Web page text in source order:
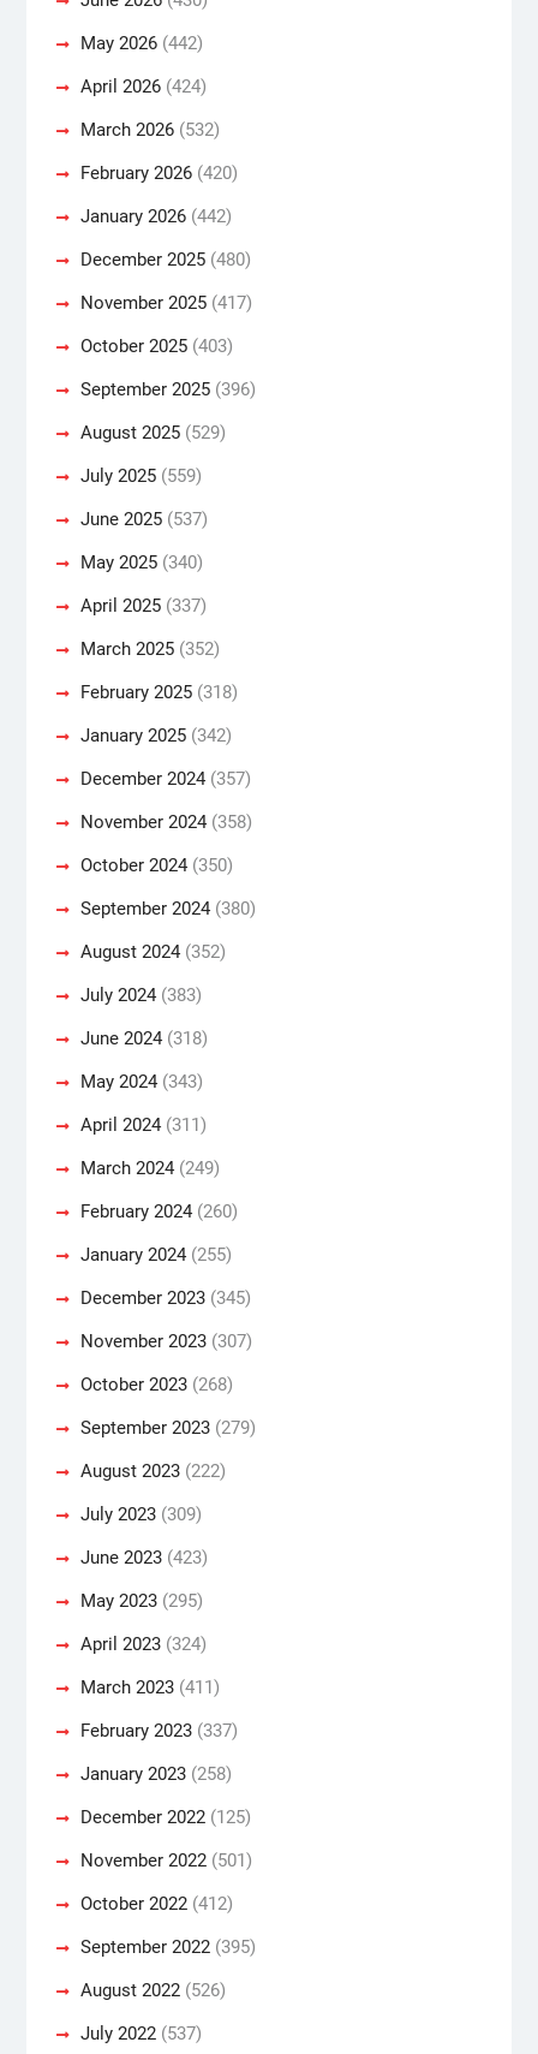
May 2026(442)
April 2026(424)
March 2026(532)
February 2026(420)
January 2026(442)
December 2025(480)
November 2025(417)
October 2025(403)
September 2025(396)
August 2025(529)
July 2025(559)
June 2025(537)
May 2025(340)
April 2025(337)
March 2025(352)
February 2025(318)
January 2025(342)
December 2024(357)
November 2024(358)
October 2024(350)
September 2024(380)
August 2024(352)
July 2024(383)
June 2024(318)
May 2024(343)
April 2024(311)
March 2024(249)
February 2024(260)
January 2024(255)
December 2023(345)
November 2023(307)
October 2023(268)
September 2023(279)
August 2023(222)
July 2023(309)
June 2023(423)
May 2023(295)
April 2023(324)
March 2023(411)
February 2023(337)
January 2023(258)
December 2022(125)
November 2022(501)
October 2022(412)
September 2022(395)
August 2022(526)
July 2022(537)